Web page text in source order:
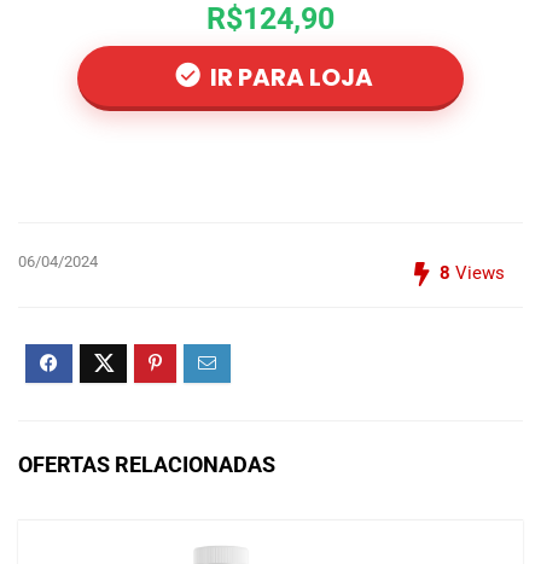
R$124,90
IR PARA LOJA
06/04/2024
8 Views
OFERTAS RELACIONADAS